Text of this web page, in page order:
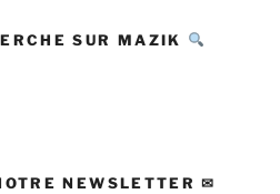
SUR MAZIK
NEWSLETTER ✉